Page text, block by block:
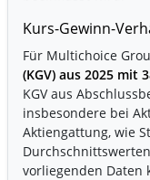
Kurs-Gewinn-
Für Multichoice
(KGV) aus 2025 mit
KGV aus
insbesondere bei
Aktiengattung, wie
vorliegenden Daten